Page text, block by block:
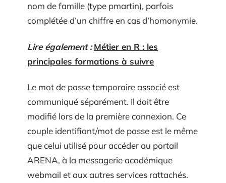
nom de famille (type pmartin), parfois
complétée d’un chiffre en cas d’homonymie.
Lire également : Métier en R : les
principales formations à suivre
Le mot de passe temporaire associé est
communiqué séparément. Il doit être
modifié lors de la première connexion. Ce
couple identifiant/mot de passe est le même
que celui utilisé pour accéder au portail
ARENA, à la messagerie académique
webmail et aux autres services rattachés.